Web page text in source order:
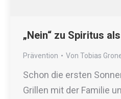
„Nein“ zu Spiritus
Prävention Von Tobias
Schon die ersten
Grillen mit der Familie